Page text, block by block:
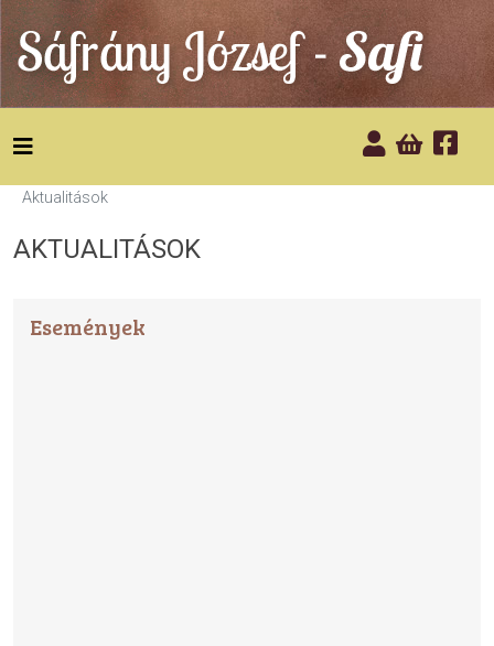
Aktualitások
AKTUALITÁSOK
Események
évhónap
évhónap